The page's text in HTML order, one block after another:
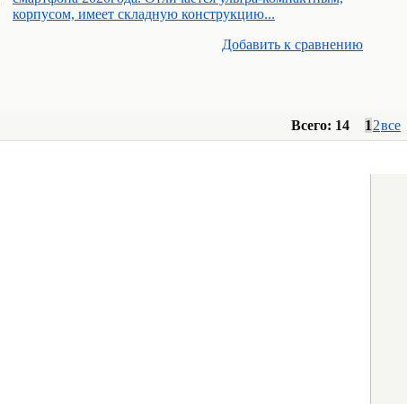
корпусом, имеет складную конструкцию...
Добавить к cравнению
Всего: 14 1 2все